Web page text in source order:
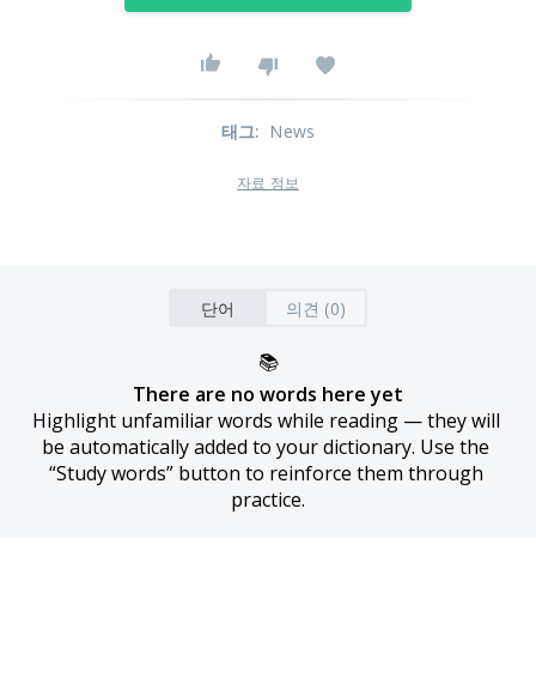
태그: News
자료 정보
단어 의견 (0)
📚
There are no words here yet
Highlight unfamiliar words while reading — they will
be automatically added to your dictionary. Use the
“Study words” button to reinforce them through
practice.